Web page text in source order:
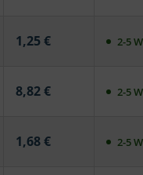
1,25 € 2-5
8,82 € 2-5
1,68 € 2-5